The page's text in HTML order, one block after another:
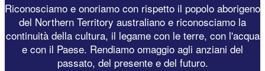
Riconosciamo e onoriamo con rispetto il popolo aborigeno
del Northern Territory australiano e riconosciamo la
continuità della cultura, il legame con le terre, con l'acqua
e con il Paese. Rendiamo omaggio agli anziani del
passato, del presente e del futuro.